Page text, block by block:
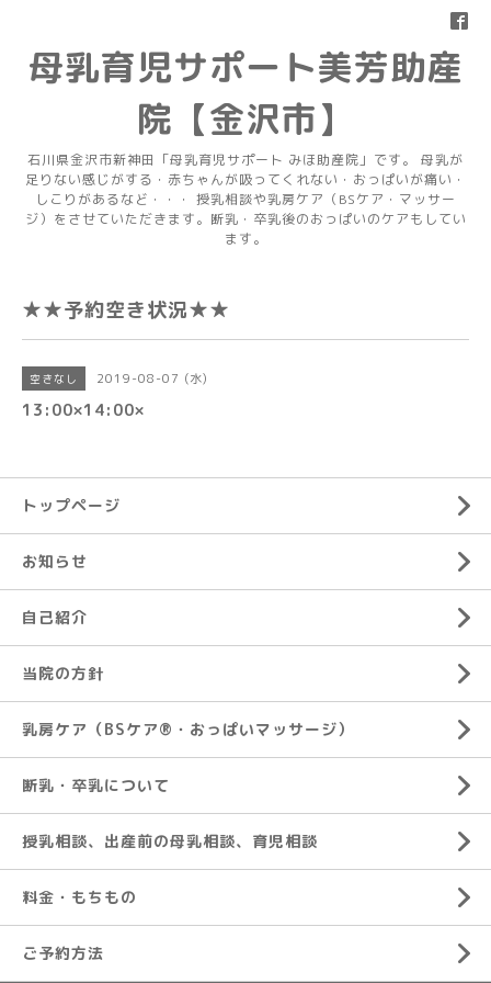
母乳育児サポート美芳助産
院【金沢市】
石川県金沢市新神田「母乳育児サポート みほ助産院」です。 母乳が
足りない感じがする・赤ちゃんが吸ってくれない・おっぱいが痛い・
しこりがあるなど・・・ 授乳相談や乳房ケア（BSケア・マッサー
ジ）をさせていただきます。断乳・卒乳後のおっぱいのケアもしてい
ます。
★★予約空き状況★★
空きなし 2019-08-07 (水)
13:00×14:00×
トップページ
お知らせ
自己紹介
当院の方針
乳房ケア（BSケア®︎・おっぱいマッサージ）
断乳・卒乳について
授乳相談、出産前の母乳相談、育児相談
料金・もちもの
ご予約方法